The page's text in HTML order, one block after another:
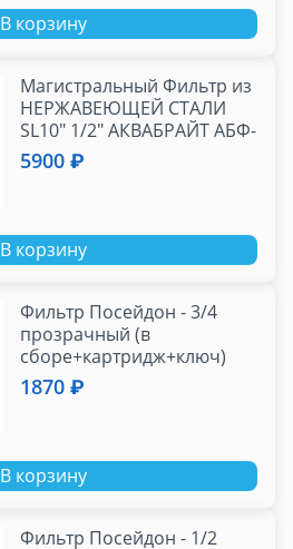
В корзину
Магистральный Фильтр из
НЕРЖАВЕЮЩЕЙ СТАЛИ
SL10" 1/2" АКВАБРАЙТ АБФ-
НЕРЖ-12
5900 ₽
В корзину
Фильтр Посейдон - 3/4
прозрачный (в
сборе+картридж+ключ)
1870 ₽
В корзину
Фильтр Посейдон - 1/2